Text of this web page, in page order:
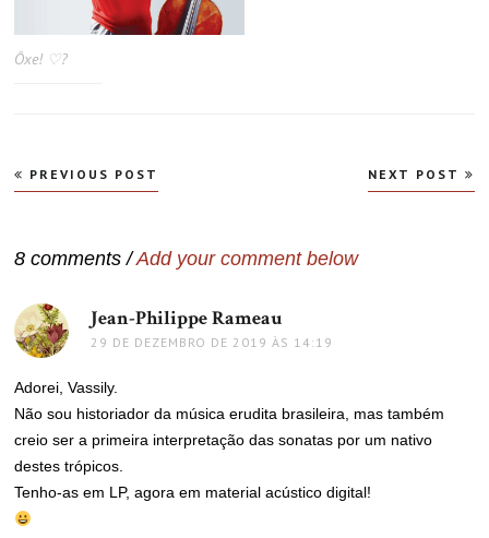
Ôxe! ♡?
Navegação
de
PREVIOUS POST NEXT POST
8 comments /Add your comment below
Jean-Philippe Rameau
29 DE DEZEMBRO DE 2019 ÀS 14:19
Adorei, Vassily.
Não sou historiador da música erudita brasileira, mas também
creio ser a primeira interpretação das sonatas por um nativo
destes trópicos.
Tenho-as em LP, agora em material acústico digital!